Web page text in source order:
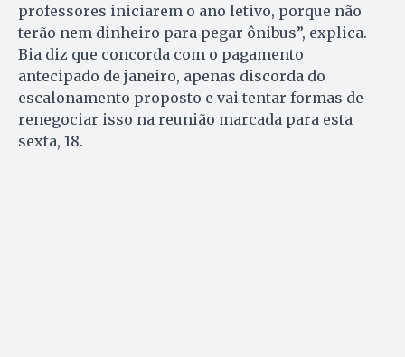
professores iniciarem o ano letivo, porque não
terão nem dinheiro para pegar ônibus”, explica.
Bia diz que concorda com o pagamento
antecipado de janeiro, apenas discorda do
escalonamento proposto e vai tentar formas de
renegociar isso na reunião marcada para esta
sexta, 18.